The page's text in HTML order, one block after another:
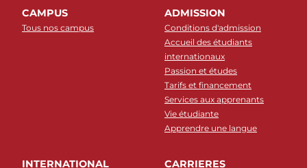
CAMPUS
Tous nos campus
ADMISSION
Conditions d'admission
Accueil des étudiants
internationaux
Passion et études
Tarifs et financement
Services aux apprenants
Vie étudiante
Apprendre une langue
INTERNATIONAL CARRIERES